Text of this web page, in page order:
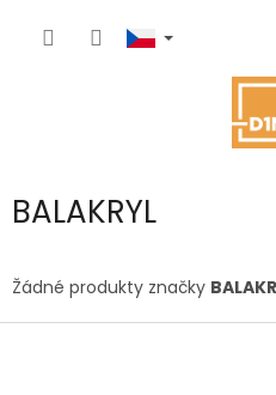
BALAKRYL
Žádné produkty značky
Z